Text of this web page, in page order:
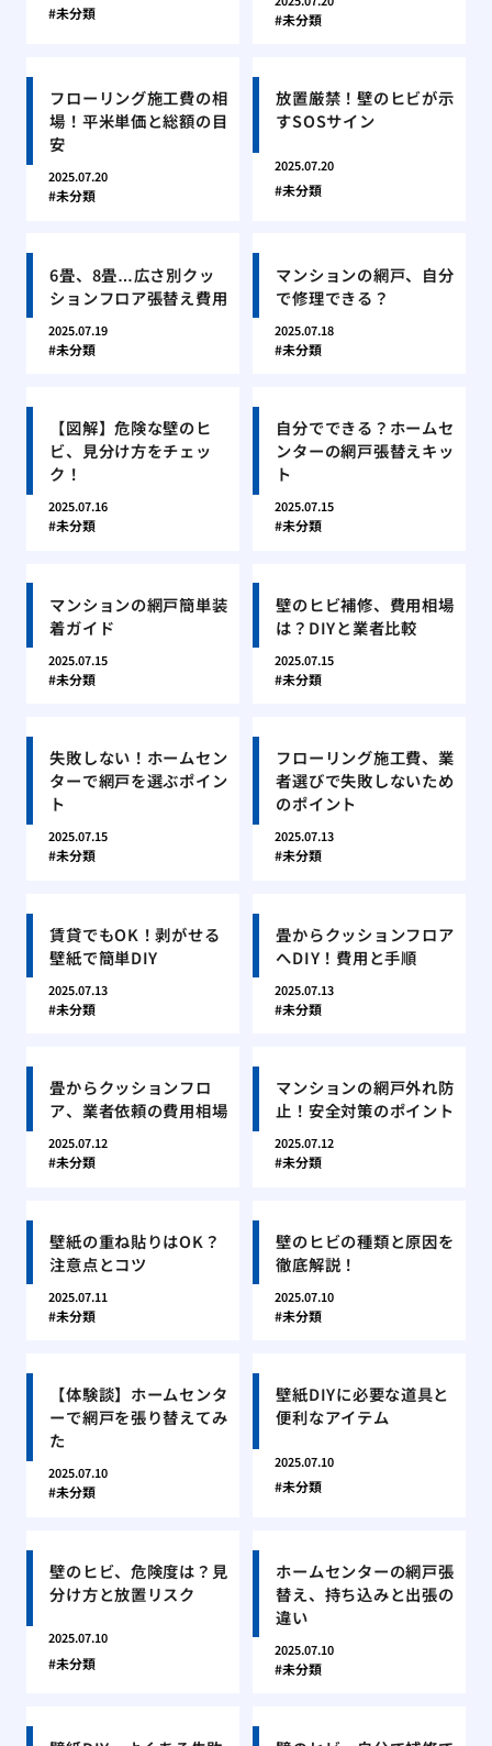
未分類 未分類
フローリング施工費の相
場！平米単価と総額の目
安
2025.07.20
未分類
放置厳禁！壁のヒビが示
すSOSサイン
2025.07.20
未分類
6畳、8畳…広さ別クッ
ションフロア張替え費用
2025.07.19
未分類
マンションの網戸、自分
で修理できる？
2025.07.18
未分類
【図解】危険な壁のヒ
ビ、見分け方をチェッ
ク！
2025.07.16
未分類
自分でできる？ホームセ
ンターの網戸張替えキッ
ト
2025.07.15
未分類
マンションの網戸簡単装
着ガイド
2025.07.15
未分類
壁のヒビ補修、費用相場
は？DIYと業者比較
2025.07.15
未分類
失敗しない！ホームセン
ターで網戸を選ぶポイン
ト
2025.07.15
未分類
フローリング施工費、業
者選びで失敗しないため
のポイント
2025.07.13
未分類
賃貸でもOK！剥がせる
壁紙で簡単DIY
2025.07.13
未分類
畳からクッションフロア
へDIY！費用と手順
2025.07.13
未分類
畳からクッションフロ
ア、業者依頼の費用相場
2025.07.12
未分類
マンションの網戸外れ防
止！安全対策のポイント
2025.07.12
未分類
壁紙の重ね貼りはOK？
注意点とコツ
2025.07.11
未分類
壁のヒビの種類と原因を
徹底解説！
2025.07.10
未分類
【体験談】ホームセンタ
ーで網戸を張り替えてみ
た
2025.07.10
未分類
壁紙DIYに必要な道具と
便利なアイテム
2025.07.10
未分類
壁のヒビ、危険度は？見
分け方と放置リスク
2025.07.10
未分類
ホームセンターの網戸張
替え、持ち込みと出張の
違い
2025.07.10
未分類